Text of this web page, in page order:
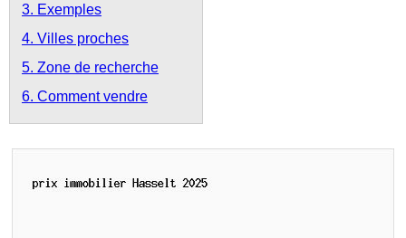
3. Exemples
4. Villes proches
5. Zone de recherche
6. Comment vendre